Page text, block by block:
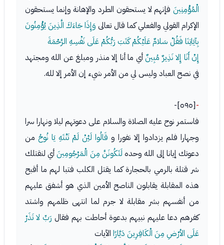
الْمُؤْمِنِينَ فإنهم لا يستحقون الطرد والإهانة وإنما يستحقون
الإكرام القولي والفعلي كما قال تعالى وَإِذَا جَاءَكَ الَّذِينَ يُؤْمِنُونَ
بِآيَاتِنَا فَقُلْ سَلامٌ عَلَيْكُمْ كَتَبَ رَبُّكُمْ عَلَى نَفْسِهِ الرَّحْمَةَ
إِنْ أَنَا إِلا نَذِيرٌ مُبِينٌأي ما أنا إلا منذر ومبلغ عن الله ومجتهد
في نصح العباد وليس لي من الأمر شيء إن الأمر إلا لله.
-[٥٩٥]-
فاستمر نوح عليه الصلاة والسلام على دعوتهم ليلا ونهارا سرا
وجهارا فلم يزدادوا إلا نفورا و قَالُوا لَئِنْ لَمْ تَنْتَهِ يَا نُوحُ من
دعوتك إيانا إلى الله وحده لَتَكُونَنَّ مِنَ الْمَرْجُومِينَأي لنقتلك
شر قتلة بالرمي بالحجارة كما يقتل الكلب فتبا لهم ما أقبح
هذه المقابلة يقابلون الناصح الأمين الذي هو أشفق عليهم
من أنفسهم بشر مقابلة لا جرم لما انتهى ظلمهم واشتد
كفرهم دعا عليهم نبيهم بدعوة أحاطت بهم فقال رَبِّ لا تَذَرْ
عَلَى الأرْضِ مِنَ الْكَافِرِينَ دَيَّارًا الآيات